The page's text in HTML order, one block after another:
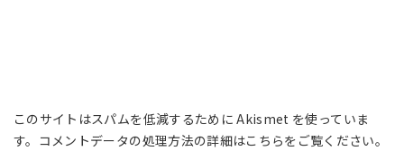
このサイトはスパムを低減するために Akismet を使っていま
す。 コメントデータの処理方法の詳細はこちらをご覧ください。